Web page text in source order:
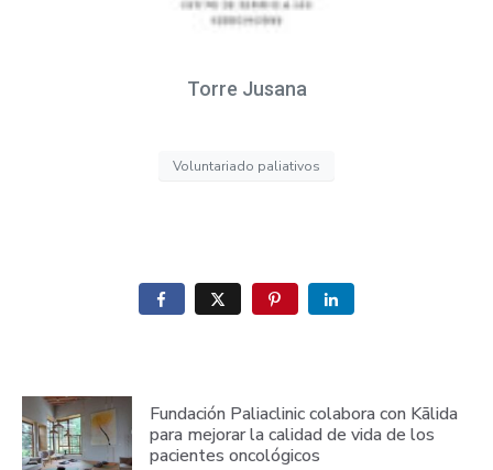
Torre Jusana
Voluntariado paliativos
Fundación Paliaclinic colabora con Kālida
para mejorar la calidad de vida de los
pacientes oncológicos